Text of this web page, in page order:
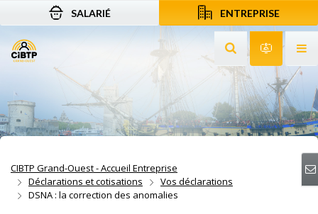
Aller au contenu
Aller à la recherche
Aller à la navigation
SALARIÉ ENTREPRISE
Rechercher sur
CIBTP Grand-Ouest - Accueil Entreprise
Déclarations et cotisations
Vos déclarations
DSNA : la correction des anomalies